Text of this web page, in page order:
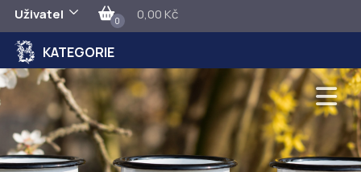
Uživatel 0 0,00 Kč
KATEGORIE